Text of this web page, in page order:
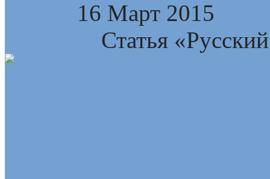
16 Март 2015
Статья